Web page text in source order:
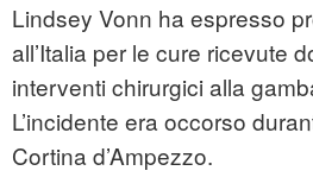
Lindsey Vonn ha espresso
all’Italia per le cure ricevute
interventi chirurgici alla
L’incidente era occorso
Cortina d’Ampezzo.